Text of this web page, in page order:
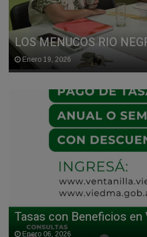
LOS MENUCOS RIO
Enero 19, 2026
Tasas con Beneficios en
Enero 06, 2026